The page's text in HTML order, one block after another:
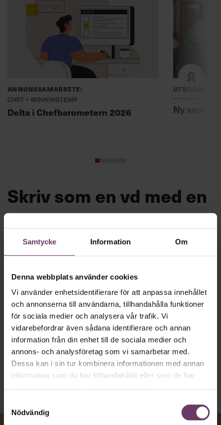
Samtycke Information Om
Denna webbplats använder cookies
Vi använder enhetsidentifierare för att anpassa innehållet
och annonserna till användarna, tillhandahålla funktioner
för sociala medier och analysera vår trafik. Vi
vidarebefordrar även sådana identifierare och annan
information från din enhet till de sociala medier och
annons- och analysföretag som vi samarbetar med.
Dessa kan i sin tur kombinera informationen med annan
information som du har tillhandahållit eller som de har
Nödvändig
Annonssamarbete:
Chef + Winningtemp
Delta i Chefbarometern 2026
Utbildning
Ny som
Skriv som en vd med en
app
MVH VD
Kan en app som förvandlar
text till korthugget vd-språk – utan
artighetsfraser, men gärna stavfel – vara
vägen för den som vill nå fram till
toppcheferna?
Kommunikation
Text:Fredrik Kullberg
Publicerad
2026-08-07